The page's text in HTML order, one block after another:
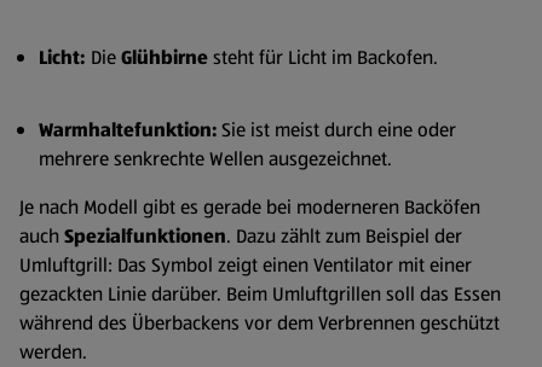
Licht: DieGlühbirnesteht für Licht im Backofen.
Warmhaltefunktion:Sie ist meist durch eine oder
mehrere senkrechte Wellen ausgezeichnet.
Je nach Modell gibt es gerade bei moderneren Backöfen
auch Spezialfunktionen. Dazu zählt zum Beispiel der
Umluftgrill: Das Symbol zeigt einen Ventilator mit einer
gezackten Linie darüber. Beim Umluftgrillen soll das Essen
während des Überbackens vor dem Verbrennen geschützt
werden.